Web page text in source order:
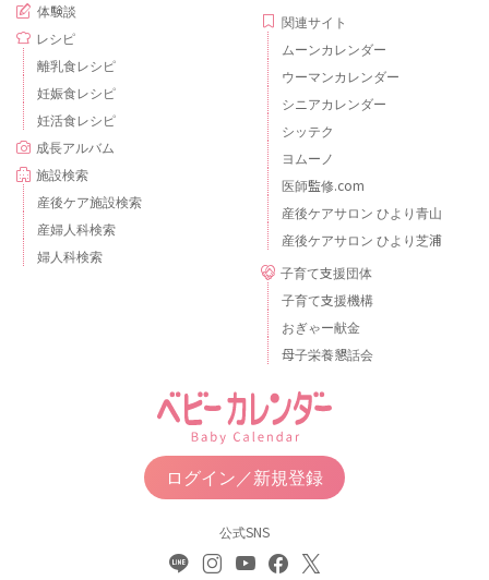
体験談
レシピ
離乳食レシピ
妊娠食レシピ
妊活食レシピ
成長アルバム
施設検索
産後ケア施設検索
産婦人科検索
婦人科検索
関連サイト
ムーンカレンダー
ウーマンカレンダー
シニアカレンダー
シッテク
ヨムーノ
医師監修.com
産後ケアサロン ひより青山
産後ケアサロン ひより芝浦
子育て支援団体
子育て支援機構
おぎゃー献金
母子栄養懇話会
ログイン／新規登録
公式SNS